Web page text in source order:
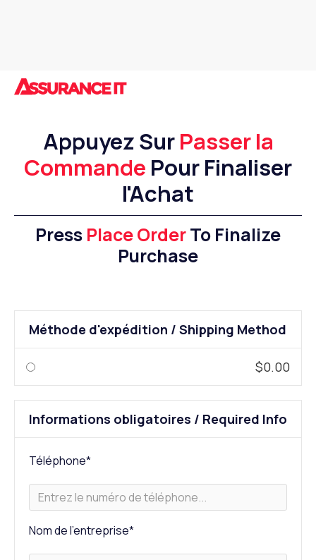
Appuyez SurPasser la
Commande Pour Finaliser
l'Achat
Press Place OrderTo Finalize
Purchase
Méthode d'expédition / Shipping Method
$0.00
Informations obligatoires / Required Info
Téléphone*
Nom de l'entreprise*